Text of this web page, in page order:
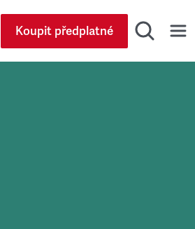
Koupit předplatné